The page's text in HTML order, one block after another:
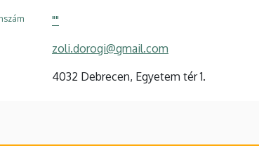
""
zoli.dorogi@gmail.com
4032 Debrecen, Egyetem tér 1.